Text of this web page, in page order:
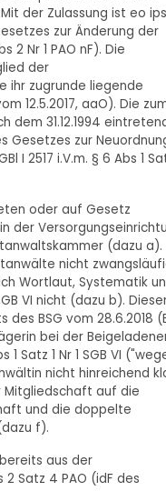
der Zulassung ist eo
zur Änderung der
2 Nr 1 PAO nF). Die
der
ihr zugrunde liegende
12.5.2017, aaO). Die
dem 31.12.1994
Gesetzes zur
I 2517 i.V.m. § 6 Abs 1
oder auf Gesetz
der
(dazu a).
nicht
Wortlaut, Systematik
VI nicht (dazu b).
BSG vom 28.6.2018
bei der
Satz 1 Nr 1 SGB VI
nicht hinreichend
Mitgliedschaft auf die
und die doppelte
f).
aus der
Satz 4 PAO (idF des